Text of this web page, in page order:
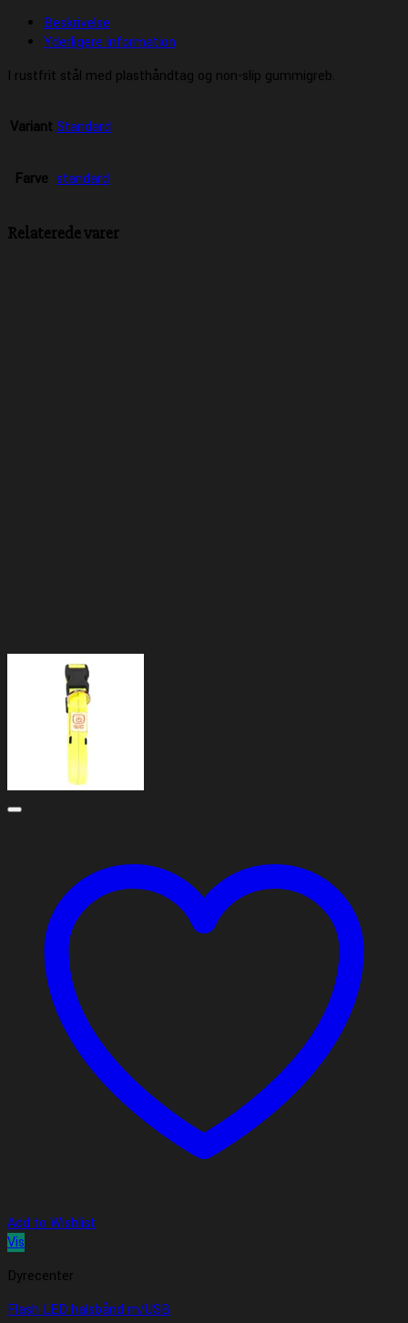
Beskrivelse
Yderligere information
I rustfrit stål med plasthåndtag og non-slip gummigreb.
Variant Standard
Farve standard
Relaterede varer
Add to Wishlist
Vis
Dyrecenter
Flash LED halsbånd m/USB